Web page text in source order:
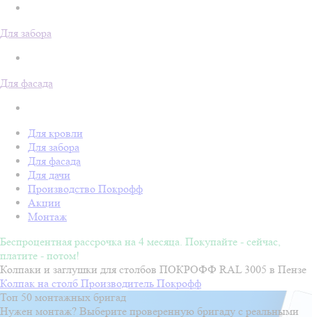
Для забора
Для фасада
Для кровли
Для забора
Для фасада
Для дачи
Производство Покрофф
Акции
Монтаж
Беспроцентная рассрочка на 4 месяца. Покупайте - сейчас,
платите - потом!
Колпаки и заглушки для столбов ПОКРОФФ RAL 3005 в Пензе
Колпак на столб Производитель Покрофф
Топ 50 монтажных бригад
Нужен монтаж? Выберите проверенную бригаду с реальными